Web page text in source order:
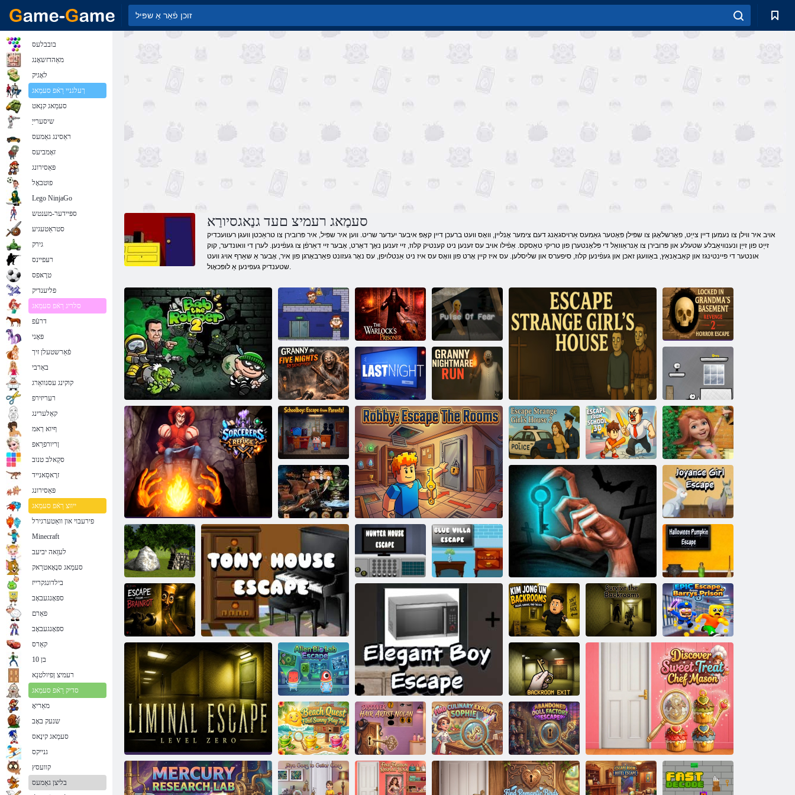
סעמַאג רעמיצ םעד גנַאגסיורַא
אויב איר ווילן צו נעמען דיין צייַט, פאָרשלאָגן צו שפּילן פּאָטער גאַמעס אַרויסגאַנג דעם צימער אָנליין, וואָס וועט ברעכן דיין קאָפּ איבער יעדער שריט. ווען איר שפּיל, איר פּרובירן צו טראַכטן וועגן רעוועכדיק
זייַט פון זייַן ונענוויאַבלע שטעלע און פּרובירן צו אַנראַוואַל די פּלאָנטערן פון טריקי טאַסקס. אַפֿילו אויב עס זענען ניט קענטיק קלוז, זיי זענען נאָך דאָרט, אָבער זיי דאַרפֿן צו געפֿינען. לערן די וואונדער, קוק
אונטער די פּיינטינגז און קאַבאַנאַץ, באַוועגן זאכן און געפֿינען קלוז, סיפערס און שליסלען. עס איז קיין אָרט פון וואָס עס איז ניט אַנטלויפן, עס נאָר געזונט פאַרבאָרגן פון איר, אָבער אַ שאַרף אויג וועט
שטענדיק געפינען אַ לופּכאָול.
באָב די ראַבער 2
געלט מאָווערס
קקָאלרַאוו יד ןופ
טנַאטסערַא רעד
ארומ ןופ קעפיוד
זיוה ס' לדיימ ענדָאמ ןפיולטנַא
עּפַאקסע ליורג 2
עמָאקענ רעלעק
ןיא טראפשראפ
הלואג טכענ ףניפ
ןיא עבָאב
!טכַאנ עטצעל
גופער םיפשכמ
ןפיול רעמטיינ
עלעבוב
ןיילנָא-2 רעדיוו
הגרדמ זַא
!ןרעטלע ןופ
ןפיולטנַא :יובלוקס
זמור יד ןפיולטנַא :יבַאר
2 זיוה לדיימ
ענדָאמ ןפיולטנַא
ד 3 עלוש ןופ
עלוש ןופ
ןפיולטנַא סעמַאג
ןריט 100
םור עירעטסימ ןפיולטנַא ליּפש
ץקעשזדבָא
ןעדדיה
עּפַאקסע לדיימ
עסנַאיושזד
2 עדָאסיּפע
ייווַאטעג שזדיליוו
דלַאוו
עּפַאקסע זיוה ינאט
רעטנוה
עּפַאקסע ַאליוו
יולב ליּפש
ןפיולטנַא ןיקּפמַאּפ
ןעעווָאללַאה
ליּפש
טָארניַארב ןופ
ןפיולטנַא
זמורקַאב ןוא
גנָאשזד םיק
עמרוט סיררַאב
ןופ ןפיולטנַא
סָאּפע
ןפיולטנַא בַאל ָאיב
דמערפ
גנַאגסיורַא
םורקקַאב
עקצַאצ ליּפש
קינוז ןעניֿפעג
ןַאלָאנ רעלטסניק
עיפָאס טרעּפסקע
שירַאנילוק
ןפיולטנַא
ירָאטקַאפ עקלַאיל
בובבלעס
מאַהדזשאָנג
לאָגיק
ךעלגניי רַאֿפ סעמַאג
סעמַאג קנַאט
שיסערייַ
ראַסינג גאַמעס
זאָמביעס
פּאַסירונג
פוטבאָל
Lego NinjaGo
ספּיידער-מענטש
סטראַטעגיע
גירק
רעּפיינס
טרָאּפס
פליענדיק
סלריג רַאֿפ סעמַאג
דרעֿפ
פּאָני
פֿאַרשטעלן זיך
באַרבי
קוקינג עסנוואַרג
רעריזירפ
קאַלערינג
ףיוא ךאמ
ןריורפרַאפ
סקַאלב טנוב
זרָאסַאנייד
פּאַסירונג
ייווצ רַאֿפ סעמַאג
פירעבוי און וואַטערגירל
Minecraft
לעזַאה יביעב
סעמַאג סנָאָאטרַאק
בילדונגקרייז
ספּאָנגעבאָב
פאַרם
ספּאָנגעבאָב
קאַרס
בן 10
רעמיצ ןפיולטנַא
סדיק רַאֿפ סעמַאג
מאַריאָ
שנעק באָב
סעמַאג קינָאס
גנייקס
קוועסץ
בליצן גאַמעס